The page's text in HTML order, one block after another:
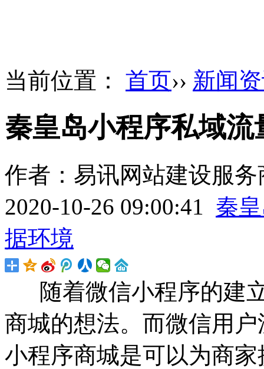
当前位置： 首页›› 新闻
秦皇岛小程序私域流
作者：易讯网站建设服
2020-10-26 09:00:41 秦
据环境
随着微信小程序的建
商城的想法。而微信用
小程序商城是可以为商